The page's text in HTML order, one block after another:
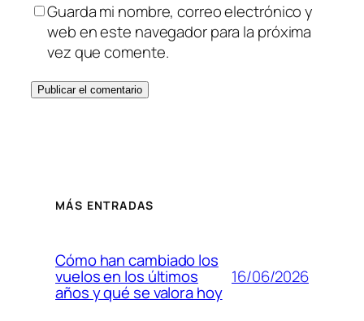
Guarda mi nombre, correo electrónico y
web en este navegador para la próxima
vez que comente.
MÁS ENTRADAS
Cómo han cambiado los
vuelos en los últimos
años y qué se valora hoy
16/06/2026